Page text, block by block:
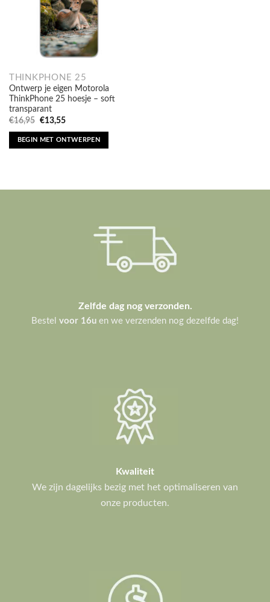
THINKPHONE 25
Ontwerp je eigen Motorola
ThinkPhone 25 hoesje – soft
transparant
€16,95 Oorspronkelijke
was:
€16,95.
€13,55Huidige
is:
€13,55.
BEGIN MET ONTWERPEN
Zelfde dag nog verzonden.
Bestel voor 16u en we verzenden nog dezelfde dag!
Kwaliteit
We zijn dagelijks bezig met het optimaliseren van
onze producten.